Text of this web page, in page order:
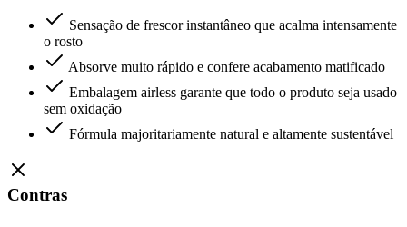
Sensação de frescor instantâneo que acalma intensamente
o rosto
Absorve muito rápido e confere acabamento matificado
Embalagem airless garante que todo o produto seja usado
sem oxidação
Fórmula majoritariamente natural e altamente sustentável
Contras